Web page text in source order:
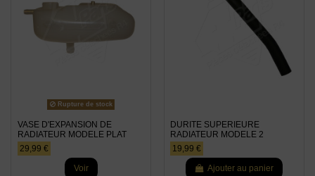
Rupture de stock
VASE D'EXPANSION DE
RADIATEUR MODELE PLAT
29,99 €
Voir
DURITE SUPERIEURE
RADIATEUR MODELE 2
19,99 €
Ajouter au panier